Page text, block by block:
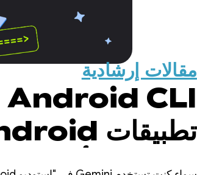
مقالات إرشادية
باستخدام أي وكيل